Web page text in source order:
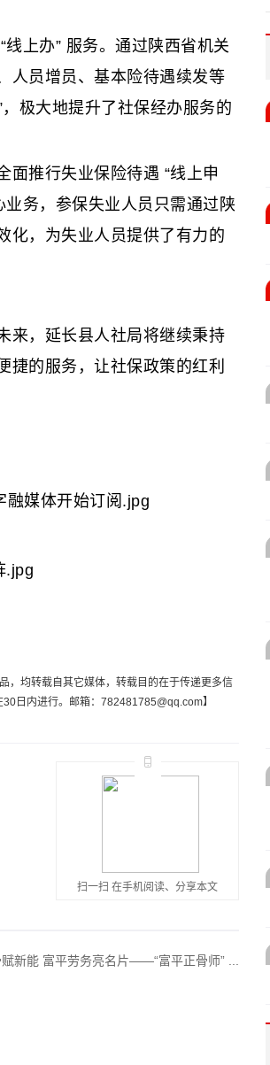
上办” 服务。通过陕西省机关
人员增员、基本险待遇续发等
极大地提升了社保经办服务的
推行失业保险待遇 “线上申
务，参保失业人员只需通过陕
化，为失业人员提供了有力的
，延长县人社局将继续秉持
捷的服务，让社保政策的红利
，均转载自其它媒体，转载目的在于传递更多信
日内进行。邮箱：782481785@qq.com】
扫一扫 在手机阅读、分享本文
新能 富平劳务亮名片——“富平正骨师” ...